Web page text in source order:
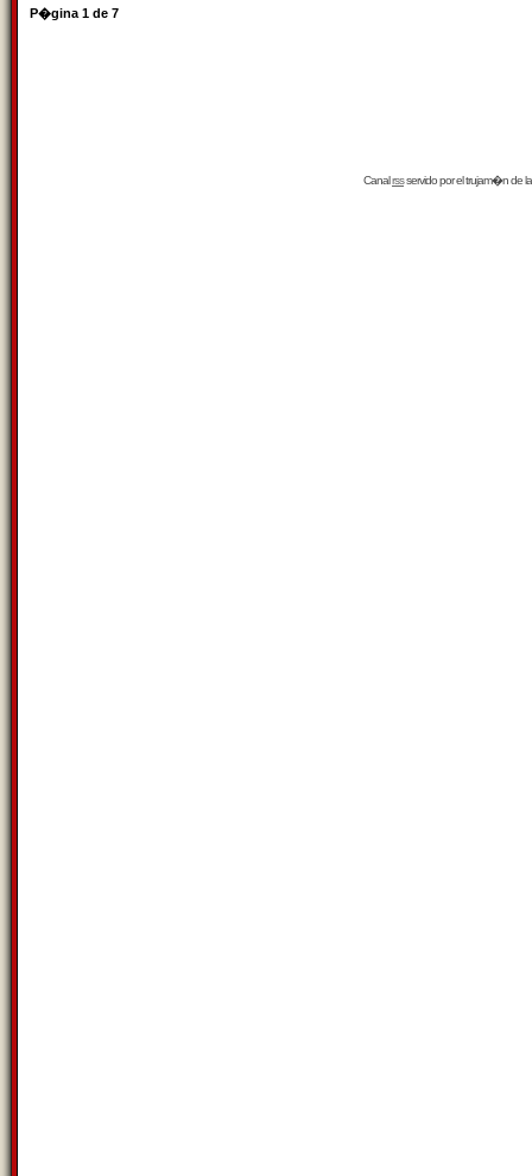
P�gina 1 de 7
Canalrssservido por eltrujam�nde